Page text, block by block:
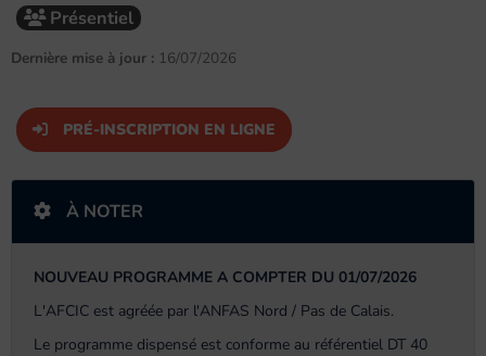
Présentiel
Dernière mise à jour : 16/07/2026
PRÉ-INSCRIPTION EN LIGNE
À NOTER
NOUVEAU PROGRAMME A COMPTER DU 01/07/2026
L'AFCIC est agréée par l'ANFAS Nord / Pas de Calais.
Le programme dispensé est conforme au référentiel DT 40